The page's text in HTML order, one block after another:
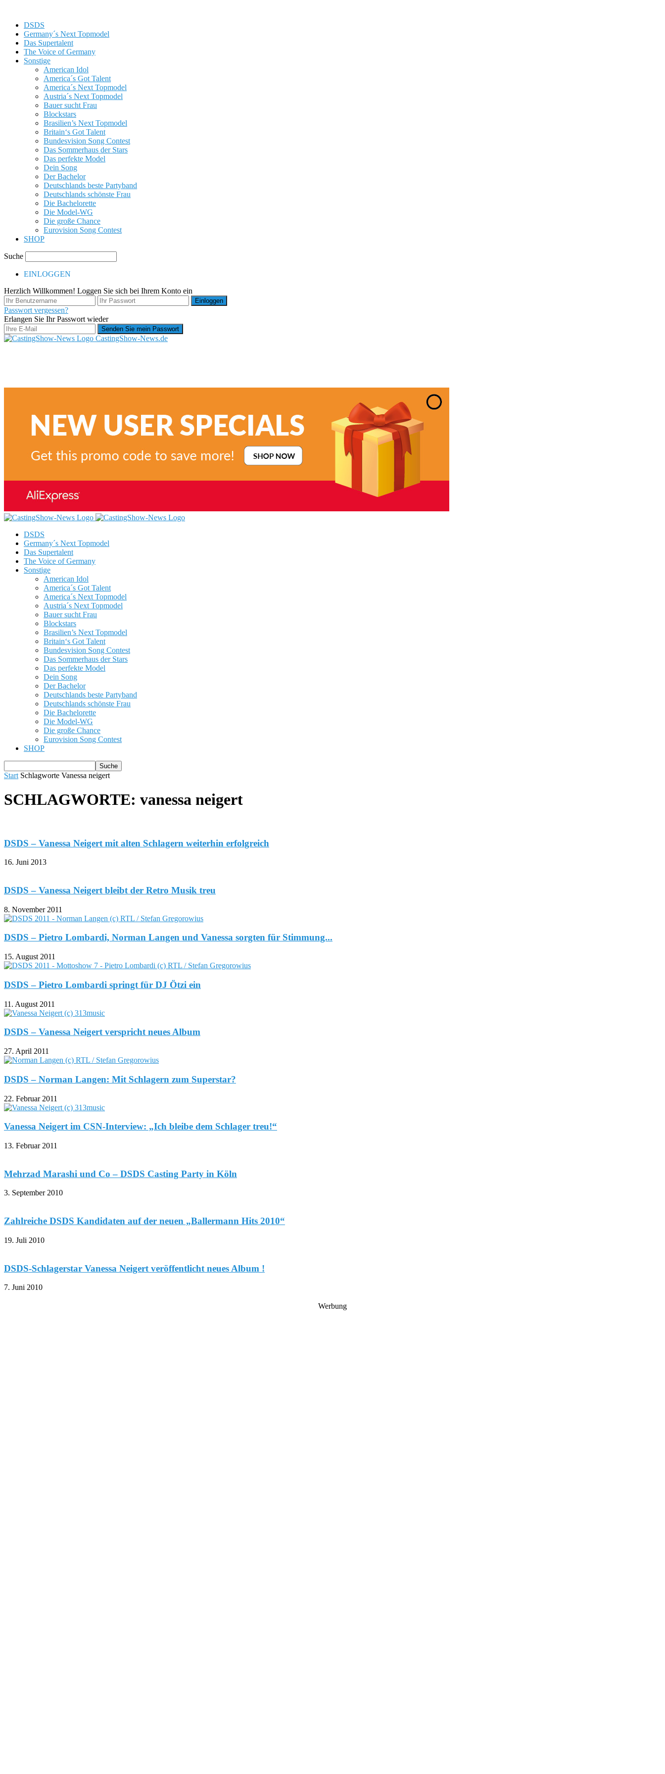
DSDS
Germany´s Next Topmodel
Das Supertalent
The Voice of Germany
Sonstige
American Idol
America´s Got Talent
America´s Next Topmodel
Austria´s Next Topmodel
Bauer sucht Frau
Blockstars
Brasilien’s Next Topmodel
Britain‘s Got Talent
Bundesvision Song Contest
Das Sommerhaus der Stars
Das perfekte Model
Dein Song
Der Bachelor
Deutschlands beste Partyband
Deutschlands schönste Frau
Die Bachelorette
Die Model-WG
Die große Chance
Eurovision Song Contest
SHOP
Suche
EINLOGGEN
Herzlich Willkommen! Loggen Sie sich bei Ihrem Konto ein
Passwort vergessen?
Erlangen Sie Ihr Passwort wieder
CastingShow-News.de
DSDS
Germany´s Next Topmodel
Das Supertalent
The Voice of Germany
Sonstige
American Idol
America´s Got Talent
America´s Next Topmodel
Austria´s Next Topmodel
Bauer sucht Frau
Blockstars
Brasilien’s Next Topmodel
Britain‘s Got Talent
Bundesvision Song Contest
Das Sommerhaus der Stars
Das perfekte Model
Dein Song
Der Bachelor
Deutschlands beste Partyband
Deutschlands schönste Frau
Die Bachelorette
Die Model-WG
Die große Chance
Eurovision Song Contest
SHOP
Start Schlagworte Vanessa neigert
SCHLAGWORTE: vanessa neigert
DSDS – Vanessa Neigert mit alten Schlagern weiterhin erfolgreich
16. Juni 2013
DSDS – Vanessa Neigert bleibt der Retro Musik treu
8. November 2011
DSDS – Pietro Lombardi, Norman Langen und Vanessa sorgten für Stimmung...
15. August 2011
DSDS – Pietro Lombardi springt für DJ Ötzi ein
11. August 2011
DSDS – Vanessa Neigert verspricht neues Album
27. April 2011
DSDS – Norman Langen: Mit Schlagern zum Superstar?
22. Februar 2011
Vanessa Neigert im CSN-Interview: „Ich bleibe dem Schlager treu!“
13. Februar 2011
Mehrzad Marashi und Co – DSDS Casting Party in Köln
3. September 2010
Zahlreiche DSDS Kandidaten auf der neuen „Ballermann Hits 2010“
19. Juli 2010
DSDS-Schlagerstar Vanessa Neigert veröffentlicht neues Album !
7. Juni 2010
Werbung